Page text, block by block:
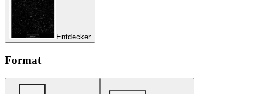
Entdecker
Format